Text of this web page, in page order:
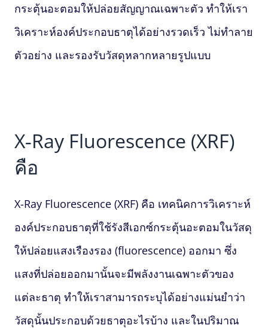
กระตุ้นอะตอมให้ปล่อยสัญญาณเฉพาะตัว ทำให้เรา
วิเคราะห์องค์ประกอบธาตุได้อย่างรวดเร็ว ไม่ทำลาย
ตัวอย่าง และรองรับวัสดุหลากหลายรูปแบบ
X‑Ray Fluorescence (XRF)
คือ
X-Ray Fluorescence (XRF) คือ เทคนิคการวิเคราะห์
องค์ประกอบธาตุที่ใช้รังสีเอกซ์กระตุ้นอะตอมในวัสดุ
ให้ปล่อยแสงเรืองรอง (fluorescence) ออกมา ซึ่ง
แสงที่ปล่อยออกมานั้นจะมีพลังงานเฉพาะตัวของ
แต่ละธาตุ ทำให้เราสามารถระบุได้อย่างแม่นยำว่า
วัสดุนั้นประกอบด้วยธาตุอะไรบ้าง และในปริมาณ